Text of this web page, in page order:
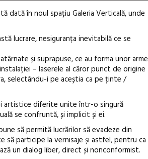
dată în noul spațiu Galeria Verticală, unde
lucrare, nesiguranța inevitabilă ce se
și suprapuse, ce au forma unor arme
– laserele al căror punct de origine
selectându-i pe aceștia ca pe ținte /
artistice diferite unite într-o singură
se confruntă, și implicit și ei.
să permită lucrărilor să evadeze din
să participe la vernisaje și astfel, pentru ca
un dialog liber, direct și nonconformist.